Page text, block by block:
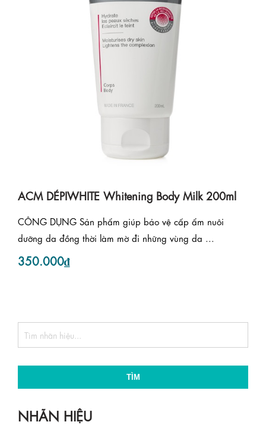
ACM DÉPIWHITE Whitening Body Milk 200ml
CÔNG DỤNG Sản phẩm giúp bảo vệ cấp ẩm nuôi
dưỡng da đồng thời làm mờ đi những vùng da ...
350.000₫
TÌM
NHÃN HIỆU